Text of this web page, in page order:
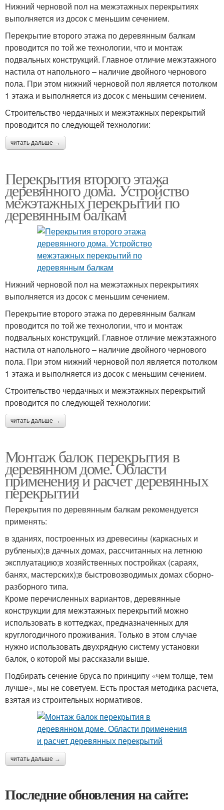
Нижний черновой пол на межэтажных перекрытиях
выполняется из досок с меньшим сечением.
Перекрытие второго этажа по деревянным балкам
проводится по той же технологии, что и монтаж
подвальных конструкций. Главное отличие межэтажного
настила от напольного – наличие двойного чернового
пола. При этом нижний черновой пол является потолком
1 этажа и выполняется из досок с меньшим сечением.
Строительство чердачных и межэтажных перекрытий
проводится по следующей технологии:
читать дальше →
Перекрытия второго этажа
деревянного дома. Устройство
межэтажных перекрытий по
деревянным балкам
Нижний черновой пол на межэтажных перекрытиях
выполняется из досок с меньшим сечением.
Перекрытие второго этажа по деревянным балкам
проводится по той же технологии, что и монтаж
подвальных конструкций. Главное отличие межэтажного
настила от напольного – наличие двойного чернового
пола. При этом нижний черновой пол является потолком
1 этажа и выполняется из досок с меньшим сечением.
Строительство чердачных и межэтажных перекрытий
проводится по следующей технологии:
читать дальше →
Монтаж балок перекрытия в
деревянном доме. Области
применения и расчет деревянных
перекрытий
Перекрытия по деревянным балкам рекомендуется
применять:
в зданиях, построенных из древесины (каркасных и
рубленых);в дачных домах, рассчитанных на летнюю
эксплуатацию;в хозяйственных постройках (сараях,
банях, мастерских);в быстровозводимых домах сборно-
разборного типа.
Кроме перечисленных вариантов, деревянные
конструкции для межэтажных перекрытий можно
использовать в коттеджах, предназначенных для
круглогодичного проживания. Только в этом случае
нужно использовать двухрядную систему установки
балок, о которой мы рассказали выше.
Подбирать сечение бруса по принципу «чем толще, тем
лучше», мы не советуем. Есть простая методика расчета,
взятая из строительных нормативов.
читать дальше →
Последние обновления на сайте: